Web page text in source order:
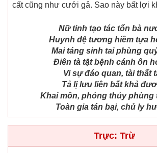
cất cũng như cưới gả. Sao này bất lợi
Nữ tinh tạo tác tổn bà
Huynh đệ tương hiềm tựa
Mai táng sinh tai phùng
Điên tà tật bệnh cánh ôn
Vi sự đáo quan, tài thất
Tả lị lưu liên bất khả
Khai môn, phóng thủy phùng
Toàn gia tán bại, chủ ly
Trực: Trừ